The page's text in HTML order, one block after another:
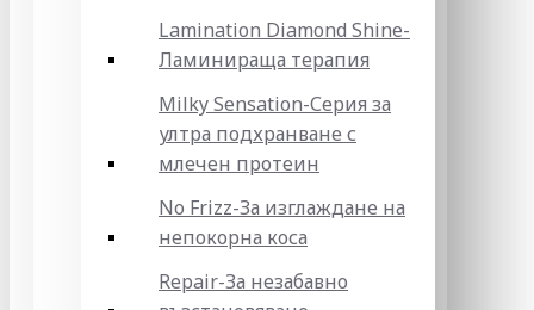
Lamination Diamond Shine-
Ламинираща терапия
Milky Sensation-Серия за
ултра подхранване с
млечен протеин
No Frizz-За изглаждане на
непокорна коса
Repair-За незабавно